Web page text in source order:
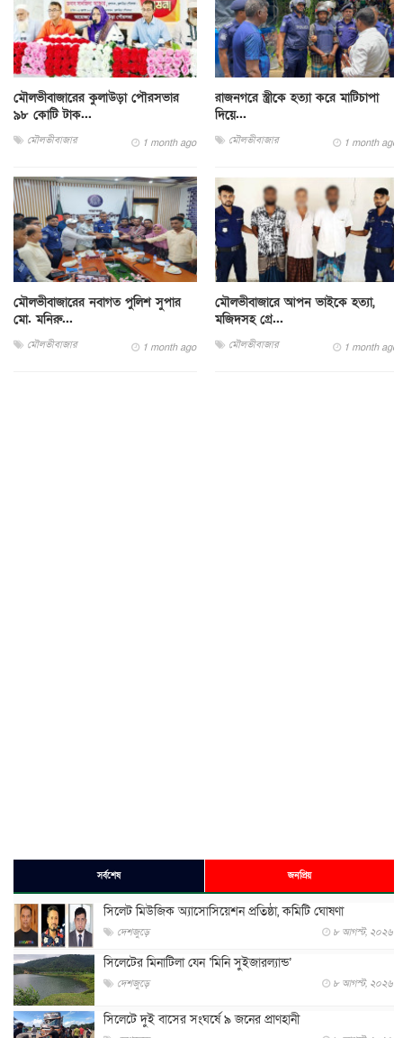
মৌলভীবাজারের কুলাউড়া পৌরসভার
৯৮ কোটি টাক...
মৌলভীবাজার 1 month ago
রাজনগরে স্ত্রীকে হত্যা করে মাটিচাপা
দিয়ে...
মৌলভীবাজার 1 month ago
মৌলভীবাজারের নবাগত পুলিশ সুপার
মো. মনিরু...
মৌলভীবাজার 1 month ago
মৌলভীবাজারে আপন ভাইকে হত্যা,
মজিদসহ গ্রে...
মৌলভীবাজার 1 month ago
সর্বশেষ জনপ্রিয়
সিলেট মিউজিক অ্যাসোসিয়েশন প্রতিষ্ঠা, কমিটি ঘোষণা
দেশজুড়ে ৮ আগস্ট, ২০২৬
সিলেটের মিনাটিলা যেন ‘মিনি সুইজারল্যান্ড’
দেশজুড়ে ৮ আগস্ট, ২০২৬
সিলেটে দুই বাসের সংঘর্ষে ৯ জনের প্রাণহানী